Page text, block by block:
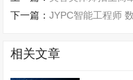
下一篇：JYPC智能工程师
相关文章